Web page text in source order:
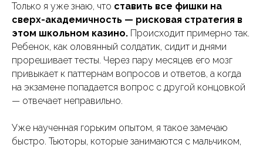
Только я уже знаю, что ставить все фишки на
сверх-академичность — рисковая стратегия в
этом школьном казино. Происходит примерно так.
Ребенок, как оловянный солдатик, сидит и днями
прорешивает тесты. Через пару месяцев его мозг
привыкает к паттернам вопросов и ответов, а когда
на экзамене попадается вопрос с другой концовкой
— отвечает неправильно.
Уже наученная горьким опытом, я такое замечаю
быстро. Тьюторы, которые занимаются с мальчиком,